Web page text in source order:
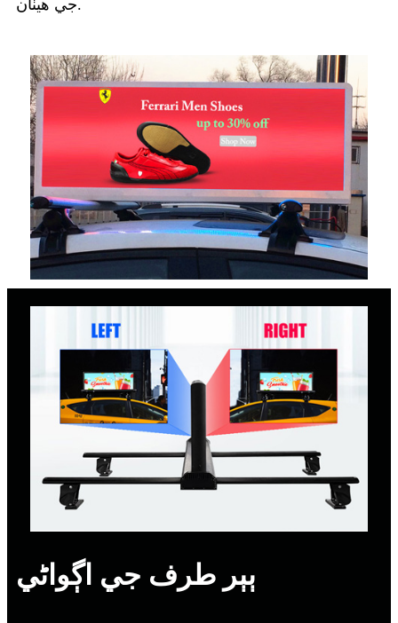
جي هيٺان.
ٻٻر طرف جي اڳواڻي